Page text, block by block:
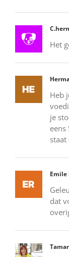
Het
Heb
je
staat
Emile
dat